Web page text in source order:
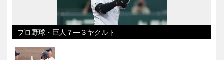
プロ野球・巨人７―３ヤクルト